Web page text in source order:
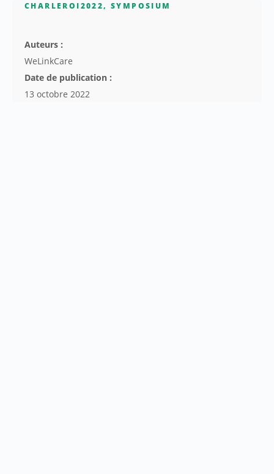
CHARLEROI2022,SYMPOSIUM
Auteurs :
WeLinkCare
Date de publication :
13 octobre 2022